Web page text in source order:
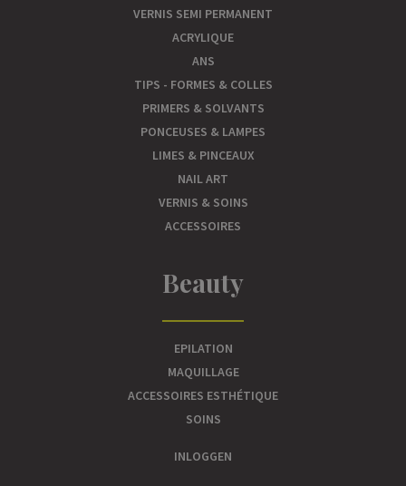
VERNIS SEMI PERMANENT
ACRYLIQUE
ANS
TIPS - FORMES & COLLES
PRIMERS & SOLVANTS
PONCEUSES & LAMPES
LIMES & PINCEAUX
NAIL ART
VERNIS & SOINS
ACCESSOIRES
Beauty
EPILATION
MAQUILLAGE
ACCESSOIRES ESTHÉTIQUE
SOINS
INLOGGEN